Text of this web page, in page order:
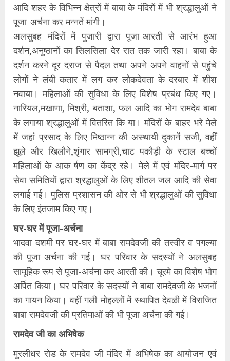
आदि शहर के विभिन्न क्षेत्रों में बाबा के मंदिरों में भी श्रद्धालुओं ने
पूजा-अर्चना कर मन्नतें मांगी।
अलसुबह मंदिरों में पुजारी द्वारा पूजा-आरती से आरंभ हुआ
दर्शन,अनुष्ठानों का सिलसिला देर रात तक जारी रहा। बाबा के
दर्शन करने दूर-दराज से पैदल तथा अपने-अपने वाहनों से पहुंचे
लोगों ने लंबी कतार में लग कर लोकदेवता के दरबार में शीश
नवाया। महिलाओं की सुविधा के लिए विशेष प्रबंध किए गए।
नारियल,मखाणा, मिश्री, बताशा, फल आदि का भोग रामदेव बाबा
के लगाया श्रद्धालुओं में वितरित कि या। मंदिरों के बाहर भरे मेले
में जहां प्रसाद के लिए मिष्ठान्न की अस्थायी दुकानें सजी, वहीं
झूले और खिलौने,शृंगार सामग्री,चाट पकौड़ी के स्टाल बच्चों
महिलाओं के आक र्षण का केंद्र रहे। मेले में एवं मंदिर-मार्ग पर
सेवा समितियों द्वारा श्रद्धालुओं के लिए शीतल जल आदि की सेवा
लगाई गई। पुलिस प्रशासन की ओर से भी श्रद्धालुओं की सुविधा
के लिए इंतजाम किए गए।
घर-घर में पूजा-अर्चना
भादवा दशमी पर घर-घर में बाबा रामदेवजी की तस्वीर व पगल्या
की पूजा अर्चना की गई। घर परिवार के सदस्यों ने अलसुबह
सामूहिक रूप से पूजा-अर्चना कर आरती की। चूरमे का विशेष भोग
अर्पित किया। घर परिवार के सदस्यों ने बाबा रामदेवजी के भजनों
का गायन किया। वहीं गली-मोहल्लों में स्थापित देवळी में विराजित
बाबा रामदेवजी की प्रतिमाओं की भी पूजा अर्चना की गई।
रामदेव जी का अभिषेक
मुरलीधर रोड के रामदेव जी मंदिर में अभिषेक का आयोजन एवं